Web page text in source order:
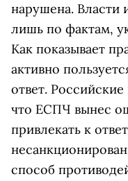
нарушена. Власти
лишь по фактам,
Как показывает
активно
ответ.
что ЕСПЧ вынес
привлекать к
способ